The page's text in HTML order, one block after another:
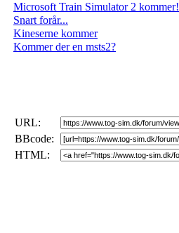
Microsoft Train Simulator 2 kommer!
Snart forår...
Kineserne kommer
Kommer der en msts2?
URL:
BBcode:
HTML: